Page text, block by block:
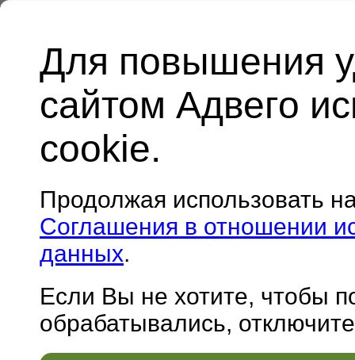
Для повышения
сайтом Адвего
cookie.
Продолжая использовать
Соглашения в отношении
данных.
Если Вы не хотите, чтобы
обрабатывались,